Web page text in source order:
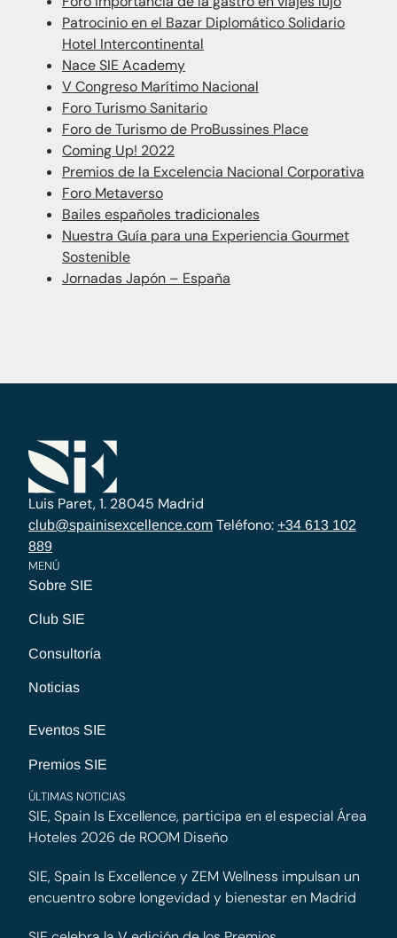
Patrocinio en el Bazar Diplomático Solidario
Hotel Intercontinental
Nace SIE Academy
V Congreso Marítimo Nacional
Foro Turismo Sanitario
Foro de Turismo de ProBussines Place
Coming Up! 2022
Premios de la Excelencia Nacional Corporativa​
Foro Metaverso
Bailes españoles tradicionales
Nuestra Guía para una Experiencia Gourmet
Sostenible
Jornadas Japón – España
Luis Paret, 1. 28045 Madrid
club@spainisexcellence.com Teléfono: +34 613 102
889
MENÚ
Sobre SIE
Club SIE
Consultoría
Noticias
Eventos SIE
Premios SIE
ÚLTIMAS NOTICIAS
SIE, Spain Is Excellence, participa en el especial Área
Hoteles 2026 de ROOM Diseño
SIE, Spain Is Excellence y ZEM Wellness impulsan un
encuentro sobre longevidad y bienestar en Madrid